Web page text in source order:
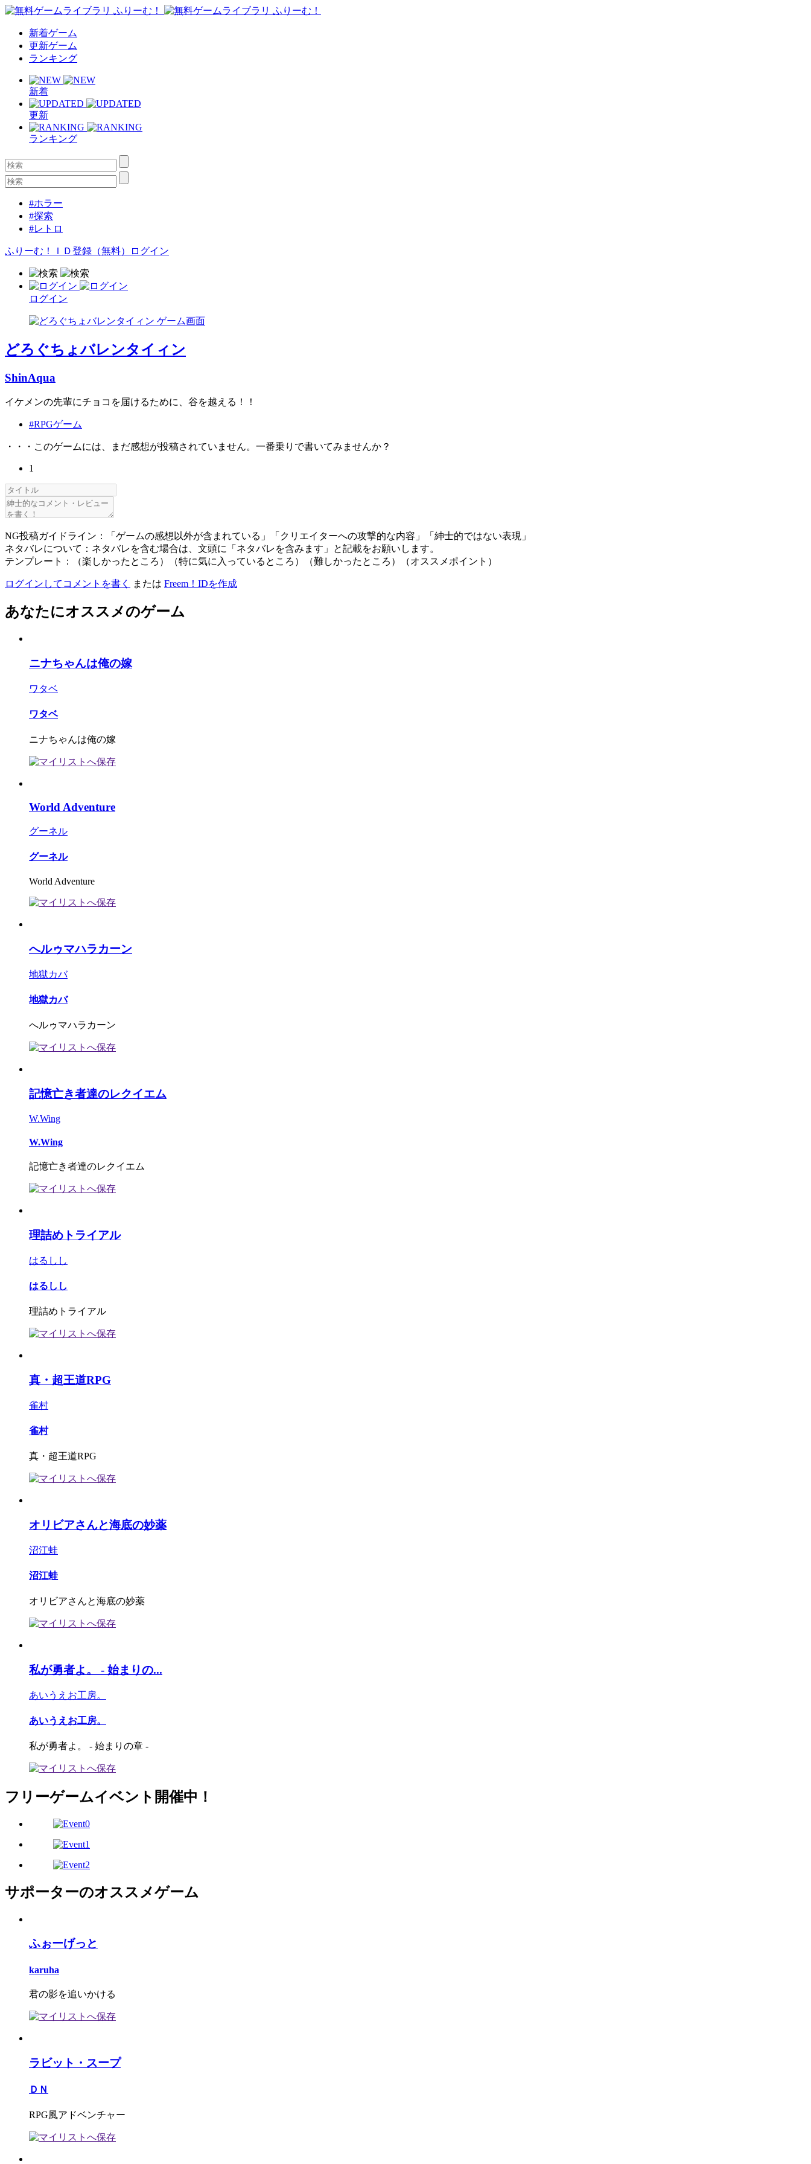
新着ゲーム
更新ゲーム
ランキング
新着
更新
ランキング
#ホラー
#探索
#レトロ
ふりーむ！ＩＤ登録（無料） ログイン
ログイン
どろぐちょバレンタイィン
ShinAqua
イケメンの先輩にチョコを届けるために、谷を越える！！
#RPGゲーム
・・・このゲームには、まだ感想が投稿されていません。一番乗りで書いてみませんか？
1
NG投稿ガイドライン：「ゲームの感想以外が含まれている」「クリエイターへの攻撃的な内容」「紳士的ではない表現」
ネタバレについて：ネタバレを含む場合は、文頭に「ネタバレを含みます」と記載をお願いします。
テンプレート：（楽しかったところ）（特に気に入っているところ）（難しかったところ）（オススメポイント）
ログインしてコメントを書く または Freem！IDを作成
あなたにオススメのゲーム
ニナちゃんは俺の嫁
ワタベ
ワタベ
ニナちゃんは俺の嫁
World Adventure
グーネル
グーネル
World Adventure
へルゥマハラカーン
地獄カバ
地獄カバ
へルゥマハラカーン
記憶亡き者達のレクイエム
W.Wing
W.Wing
記憶亡き者達のレクイエム
理詰めトライアル
はるしし
はるしし
理詰めトライアル
真・超王道RPG
雀村
雀村
真・超王道RPG
オリビアさんと海底の妙薬
沼江蛙
沼江蛙
オリビアさんと海底の妙薬
私が勇者よ。 - 始まりの...
あいうえお工房。
あいうえお工房。
私が勇者よ。 - 始まりの章 -
フリーゲームイベント開催中！
サポーターのオススメゲーム
ふぉーげっと
karuha
君の影を追いかける
ラビット・スープ
ＤＮ
RPG風アドベンチャー